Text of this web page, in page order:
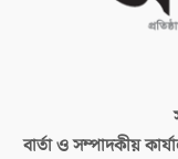
বার্তা ও সম্পাদকীয়